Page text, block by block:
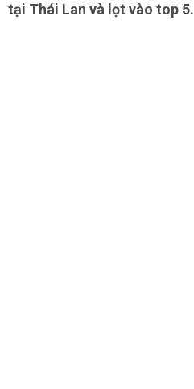
tại Thái Lan và lọt vào top 5.